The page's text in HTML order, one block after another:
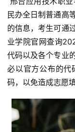
民办全日制普通高
的信息，考生可通
业学院官网查询
代码以及各个专业
必以官方公布的代
码，以免造成志愿